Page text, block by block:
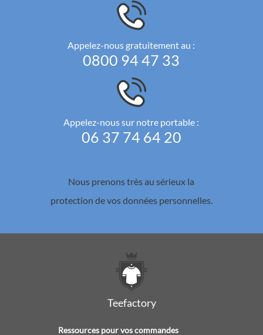
Appelez-nous gratuitement au :
0800 94 47 33
Appelez-nous sur notre portable :
06 37 74 64 20
Nous prenons très au sérieux la
protection de vos données personnelles.
Teefactory
Ressources pour vos commandes